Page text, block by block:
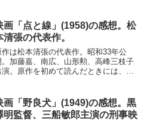
査を進めると、徐々に村の裏の顔が明
かになってくる。主...
画「点と線」(1958)の感想。松
清張の代表作。
作は松本清張の代表作。昭和33年公
。加藤嘉、南広、山形勲、高峰三枝子
演。原作を初めて読んだときには、さ
、そこを除けば上質のミステリーだ。
の映画も原作同様に、昭...
画「野良犬」(1949)の感想。黒
明監督、三船敏郎主演の刑事映